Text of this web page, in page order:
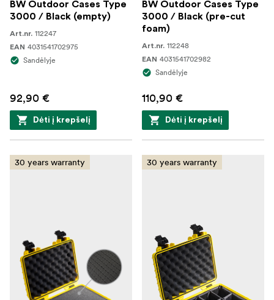
BW Outdoor Cases Type
3000 / Black (empty)
Art.nr. 112247
EAN 4031541702975
Sandėlyje
92,90 €
Dėti į krepšelį
BW Outdoor Cases Type
3000 / Black (pre-cut
foam)
Art.nr. 112248
EAN 4031541702982
Sandėlyje
110,90 €
Dėti į krepšelį
30 years warranty 30 years warranty